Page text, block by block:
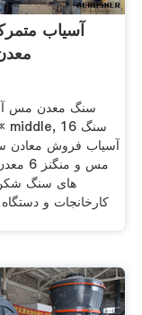
آسیاب
سنگ معدن مس
آسیاب فروش معادن
مس و
های سنگ
کارخانجات و